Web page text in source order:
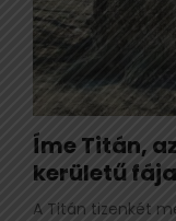
Íme Titán,
kerületű fája
A Titán tizenkét